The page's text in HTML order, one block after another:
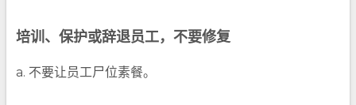
培训、保护或辞退员工，不要修复
a. 不要让员工尸位素餐。